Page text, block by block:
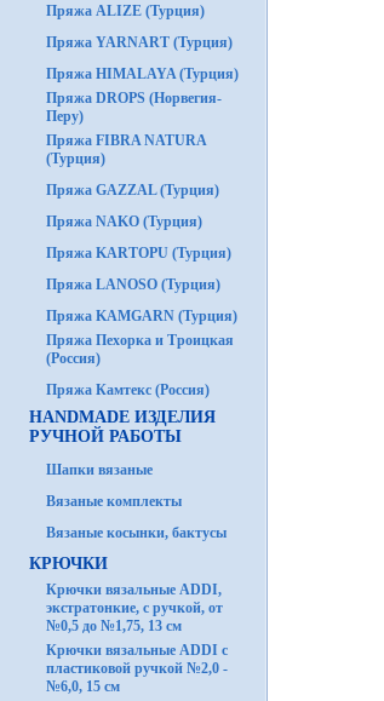
Пряжа ALIZE (Турция)
Пряжа YARNART (Турция)
Пряжа HIMALAYA (Турция)
Пряжа DROPS (Норвегия-
Перу)
Пряжа FIBRA NATURA
(Турция)
Пряжа GAZZAL (Турция)
Пряжа NAKO (Турция)
Пряжа KARTOPU (Турция)
Пряжа LANOSO (Турция)
Пряжа KAMGARN (Турция)
Пряжа Пехорка и Троицкая
(Россия)
Пряжа Камтекс (Россия)
HANDMADE ИЗДЕЛИЯ
РУЧНОЙ РАБОТЫ
Шапки вязаные
Вязаные комплекты
Вязаные косынки, бактусы
КРЮЧКИ
Крючки вязальные ADDI,
экстратонкие, с ручкой, от
№0,5 до №1,75, 13 см
Крючки вязальные ADDI с
пластиковой ручкой №2,0 -
№6,0, 15 см